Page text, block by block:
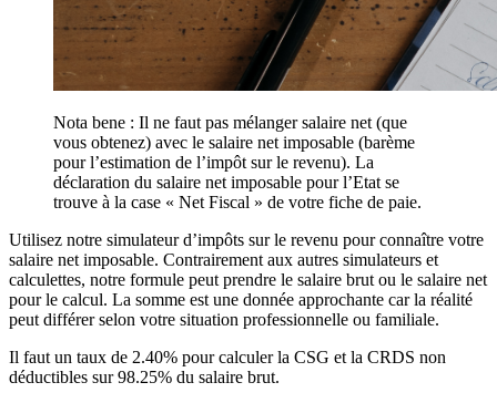
Nota bene : Il ne faut pas mélanger salaire net (que
vous obtenez) avec le salaire net imposable (barème
pour l’estimation de l’impôt sur le revenu). La
déclaration du salaire net imposable pour l’Etat se
trouve à la case « Net Fiscal » de votre fiche de paie.
Utilisez notre simulateur d’impôts sur le revenu pour connaître votre
salaire net imposable. Contrairement aux autres simulateurs et
calculettes, notre formule peut prendre le salaire brut ou le salaire net
pour le calcul. La somme est une donnée approchante car la réalité
peut différer selon votre situation professionnelle ou familiale.
Il faut un taux de 2.40% pour calculer la CSG et la CRDS non
déductibles sur 98.25% du salaire brut.